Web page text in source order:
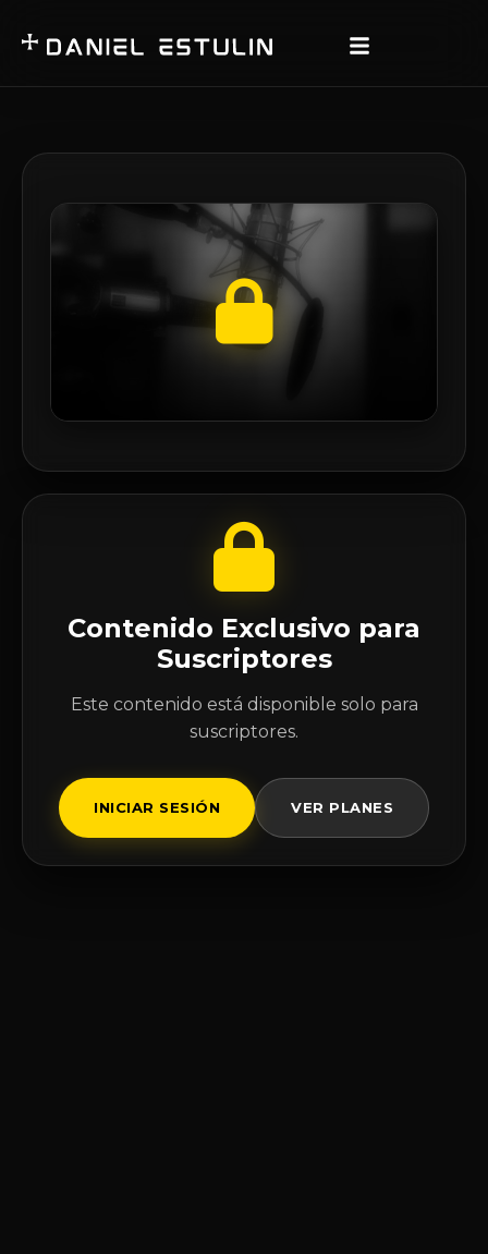
Contenido Exclusivo para
Suscriptores
Este contenido está disponible solo para
suscriptores.
INICIAR SESIÓN VER PLANES